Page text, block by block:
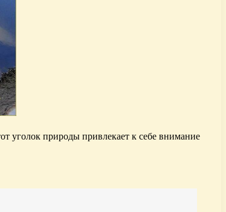
уголок природы привлекает к себе внимание